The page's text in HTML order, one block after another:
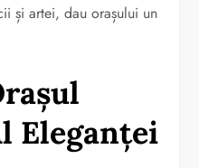
și artei, dau orașului un
Eleganței